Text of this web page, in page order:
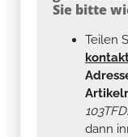
Sie bitte
Teilen
dann